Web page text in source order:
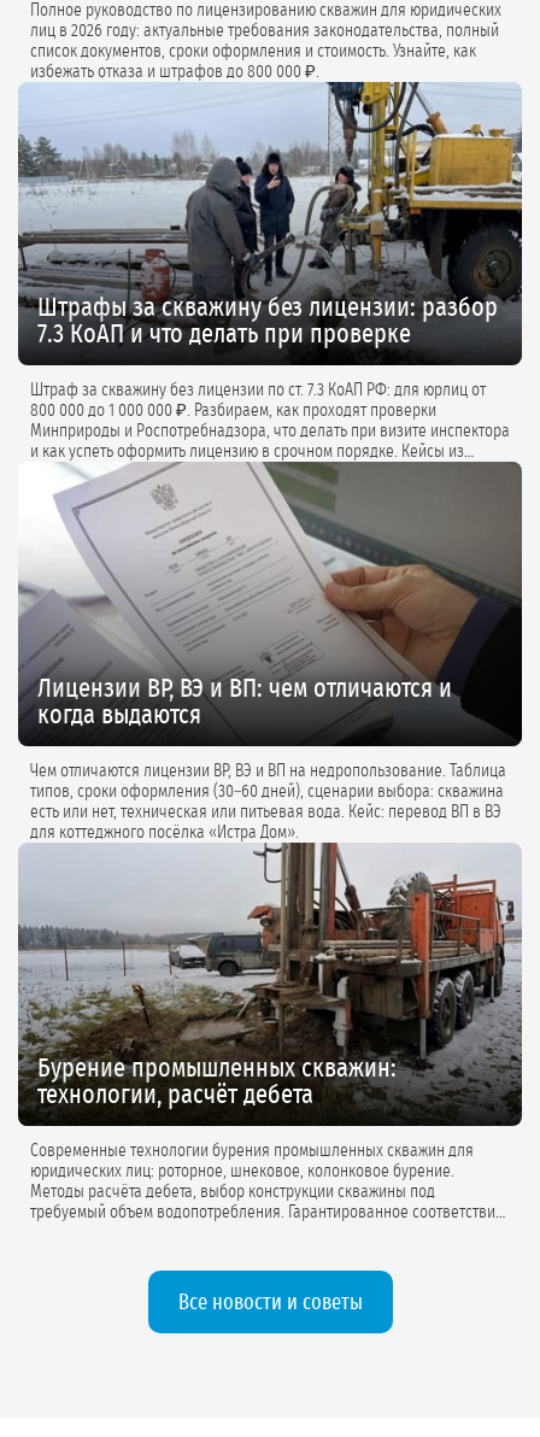
Полное руководство по лицензированию скважин для юридических
лиц в 2026 году: актуальные требования законодательства, полный
список документов, сроки оформления и стоимость. Узнайте, как
избежать отказа и штрафов до 800 000 ₽.
Штрафы за скважину без лицензии: разбор
7.3 КоАП и что делать при проверке
Штраф за скважину без лицензии по ст. 7.3 КоАП РФ: для юрлиц от
800 000 до 1 000 000 ₽. Разбираем, как проходят проверки
Минприроды и Роспотребнадзора, что делать при визите инспектора
и как успеть оформить лицензию в срочном порядке. Кейсы из
практики и советы экспертов.
Лицензии ВР, ВЭ и ВП: чем отличаются и
когда выдаются
Чем отличаются лицензии ВР, ВЭ и ВП на недропользование. Таблица
типов, сроки оформления (30–60 дней), сценарии выбора: скважина
есть или нет, техническая или питьевая вода. Кейс: перевод ВП в ВЭ
для коттеджного посёлка «Истра Дом».
Бурение промышленных скважин:
технологии, расчёт дебета
Современные технологии бурения промышленных скважин для
юридических лиц: роторное, шнековое, колонковое бурение.
Методы расчёта дебета, выбор конструкции скважины под
требуемый объем водопотребления. Гарантированное соответствие
Все новости и советы